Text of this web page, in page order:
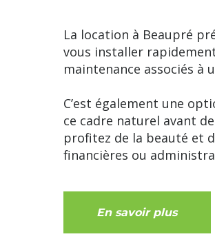
La location à Beaupré
vous installer
maintenance associés à
C’est également une
ce cadre naturel avant
profitez de la beauté et
financières ou
En savoir plus